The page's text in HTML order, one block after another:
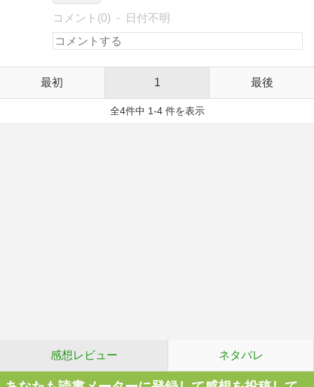
コメント(0) 日付不明
最初 1 最後
全4件中 1-4 件を表示
感想レビュー ネタバレ